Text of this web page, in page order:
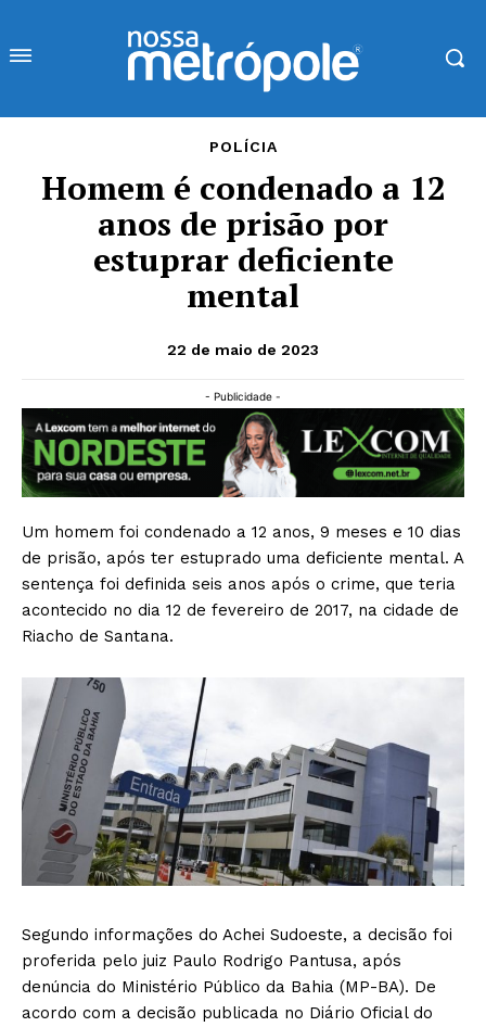
POLÍCIA
Homem é condenado a 12
anos de prisão por
estuprar deficiente
mental
22 de maio de 2023
- Publicidade -
Um homem foi condenado a 12 anos, 9 meses e 10 dias
de prisão, após ter estuprado uma deficiente mental. A
sentença foi definida seis anos após o crime, que teria
acontecido no dia 12 de fevereiro de 2017, na cidade de
Riacho de Santana.
Segundo informações do Achei Sudoeste, a decisão foi
proferida pelo juiz Paulo Rodrigo Pantusa, após
denúncia do Ministério Público da Bahia (MP-BA). De
acordo com a decisão publicada no Diário Oficial do